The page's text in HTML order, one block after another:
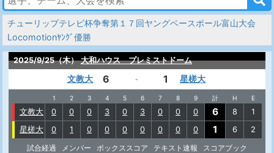
チューリップテレビ杯争奪第１７回ヤングベースボール富山大会
Locomotionﾔﾝｸﾞ優勝
2025/9/25（木） 大和ハウス プレミストドーム
文教大 6 - 1 星槎大
1 2 3 4 5 6 7 8 9 計 H E
文教大 0 0 0 3 0 3 0 0 0 6 8
1
星槎大
0 1 0 0 0 0 0 0 0 1 6
2
試合経過
メンバー ボックススコア テキスト速報
スコアブック